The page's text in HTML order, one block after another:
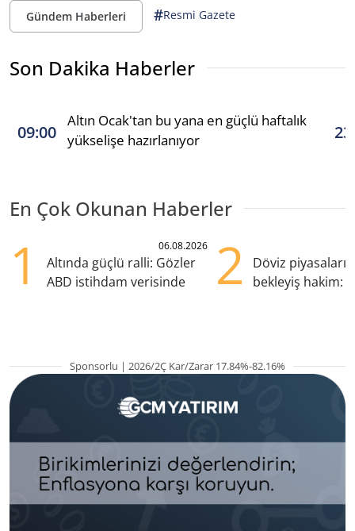
Gündem Haberleri #Resmi Gazete
Son Dakika Haberler
09:00
Altın Ocak'tan bu yana en güçlü haftalık
yükselişe hazırlanıyor
En Çok Okunan Haberler
1 06.08.2026
Altında güçlü ralli: Gözler
ABD istihdam verisinde
2
Döviz
bekleyiş hakim:
Sponsorlu | 2026/2Ç Kar/Zarar 17.84%-82.16%